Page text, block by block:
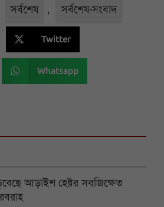
সর্বশেষ , সর্বশেষ-সংবাদ
Twitter
Whatsapp
আড়াইশ হেক্টর সবজিক্ষেত